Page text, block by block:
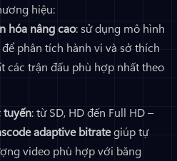
hiệu:
hóa nâng cao: sử dụng mô hình
phân tích hành vi và sở thích
các trận đấu phù hợp nhất theo
tuyến: từ SD, HD đến Full HD –
adaptive bitrategiúp tự
video phù hợp với băng